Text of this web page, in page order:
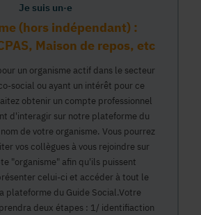
Je suis un·e
(hors indépendant) :
Maison de repos, etc
un organisme actif dans le secteur
social ou ayant un intérêt pour ce
obtenir un compte professionnel
d'interagir sur notre plateforme du
de votre organisme. Vous pourrez
vos collègues à vous rejoindre sur
"organisme" afin qu'ils puissent
celui-ci et accéder à tout le
plateforme du Guide Social.Votre
deux étapes : 1/ identifiaction